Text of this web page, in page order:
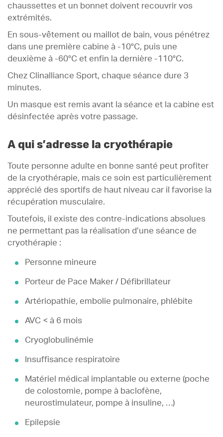
chaussettes et un bonnet doivent recouvrir vos
extrémités.
En sous-vêtement ou maillot de bain, vous pénétrez
dans une première cabine à -10°C, puis une
deuxième à -60°C et enfin la dernière -110°C.
Chez Clinalliance Sport, chaque séance dure 3
minutes.
Un masque est remis avant la séance et la cabine est
désinfectée après votre passage.
A qui s’adresse la cryothérapie
Toute personne adulte en bonne santé peut profiter
de la cryothérapie, mais ce soin est particulièrement
apprécié des sportifs de haut niveau car il favorise la
récupération musculaire.
Toutefois, il existe des contre-indications absolues
ne permettant pas la réalisation d’une séance de
cryothérapie :
Personne mineure
Porteur de Pace Maker / Défibrillateur
Artériopathie, embolie pulmonaire, phlébite
AVC < à 6 mois
Cryoglobulinémie
Insuffisance respiratoire
Matériel médical implantable ou externe (poche
de colostomie, pompe à baclofène,
neurostimulateur, pompe à insuline, …)
Epilepsie